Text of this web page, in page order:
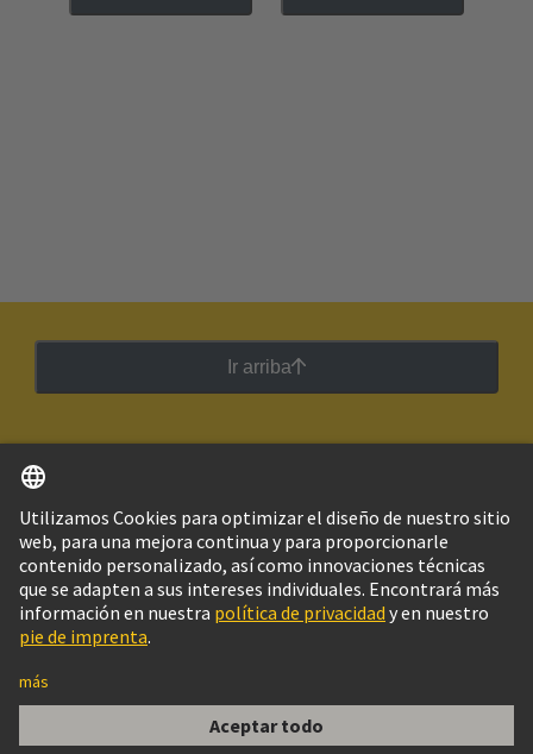
Ir arriba
Argentina Español
© Grupo Tecnológico HARTING
Configuración de cookies